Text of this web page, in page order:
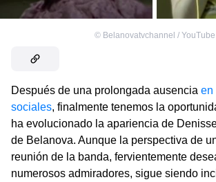
© Belanovatvchannel / YouTube
Después de una prolongada ausencia en
sociales, finalmente tenemos la
ha evolucionado la apariencia de
de Belanova. Aunque la perspectiva de
reunión de la banda, fervientemente
numerosos admiradores, sigue siendo